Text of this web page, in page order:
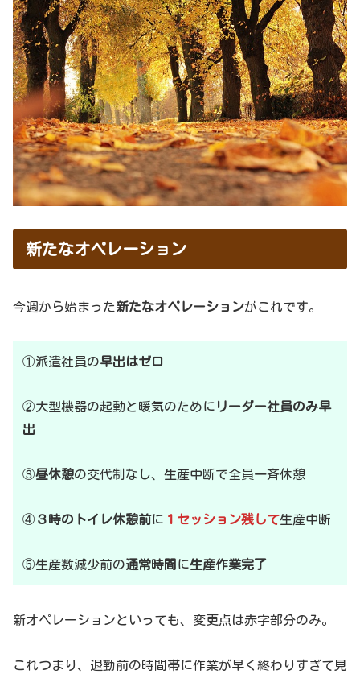
新たなオペレーション
今週から始まった新たなオペレーションがこれです。
①派遣社員の早出はゼロ
②大型機器の起動と暖気のために リーダー社員のみ早
出
③昼休憩の交代制なし、生産中断で全員一斉休憩
④ ３時のトイレ休憩前に １セッション残して生産中断
⑤生産数減少前の通常時間 に生産作業完了
新オペレーションといっても、変更点は赤字部分のみ。
これつまり、退勤前の時間帯に作業が早く終わりすぎて見